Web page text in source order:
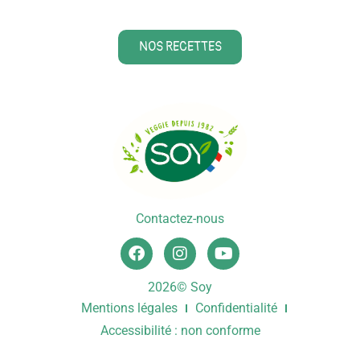
NOS RECETTES
Contactez-nous
2026© Soy
Mentions légales
Confidentialité
Accessibilité : non conforme